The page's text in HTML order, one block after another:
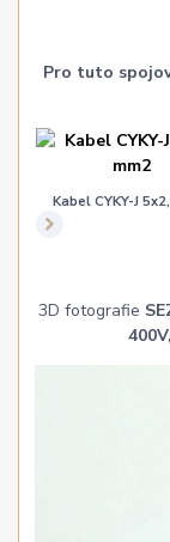
Pro tuto
Kabel CYKY-J
3D fotografie